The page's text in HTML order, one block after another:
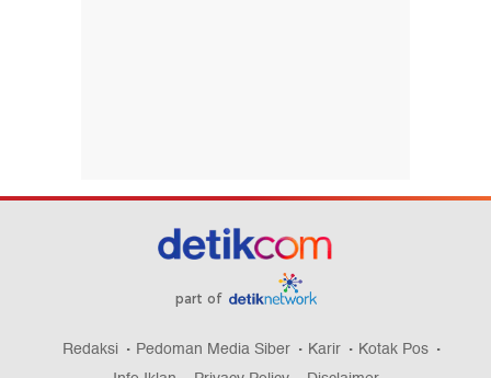
part of
Redaksi Pedoman Media Siber Karir
Kotak Pos